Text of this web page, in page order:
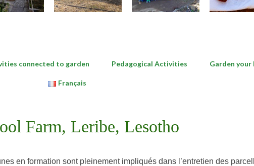
connected to garden Pedagogical Activities Garden your
Français
Farm, Leribe, Lesotho
en formation sont pleinement impliqués dans l’entretien des